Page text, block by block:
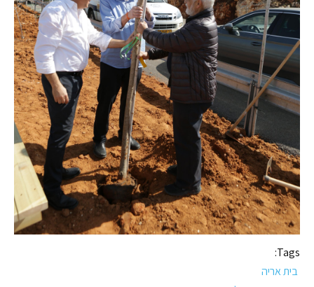
Tags:
בית אריה